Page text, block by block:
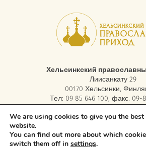
Хельсинкский
Лиисанкату 29
00170 Хельсинки,
Тел: 09 85 646 100, факс. 09-
электронная почта:
Copyright © 2026 Orthodox Parish of
We are using cookies to give you the best
website.
You can find out more about which
switch them off in settings.